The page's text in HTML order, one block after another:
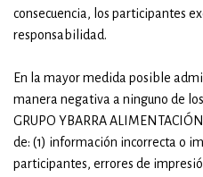
consecuencia, los participantes
responsabilidad.
En la mayor medida posible
manera negativa a ninguno de
GRUPO YBARRA
de: (1) información incorrecta o
participantes, errores de